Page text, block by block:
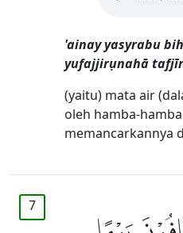
'ainay yasyrabu
yufajjirụnahā
(yaitu) mata air
oleh hamba-
memancarkannya
7